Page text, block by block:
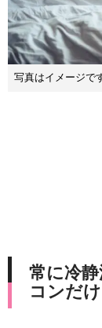
写真はイメージで
常に冷
コンだ